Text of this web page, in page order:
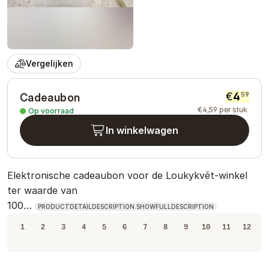
Vergelijken
Cadeaubon
Op voorraad
€4 59
€4,59 per stuk
In winkelwagen
Elektronische cadeaubon voor de Loukykvět-winkel
ter waarde van
100…
PRODUCTDETAILDESCRIPTION.SHOWFULLDESCRIPTION
1 2 3 4 5 6 7 8 9 10 11 12